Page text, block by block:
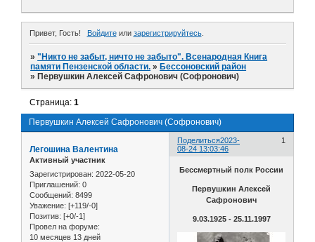
Привет, Гость! Войдитеили зарегистрируйтесь.
»"Никто не забыт, ничто не забыто". Всенародная Книга
памяти Пензенской области. » Бессоновский район
» Первушкин Алексей Сафронович (Софронович)
Первушкин Алексей Сафронович (Софронович)
Страница:1
Поделиться 1
2023-
08-24 13:03:46
Легошина Валентина
Активный участник
Зарегистрирован: 2022-05-20
Приглашений: 0
Сообщений: 8499
Уважение: [+119/-0]
Позитив: [+0/-1]
Провел на форуме:
10 месяцев 13 дней
Бессмертный полк России
Первушкин Алексей
Сафронович
9.03.1925 - 25.11.1997